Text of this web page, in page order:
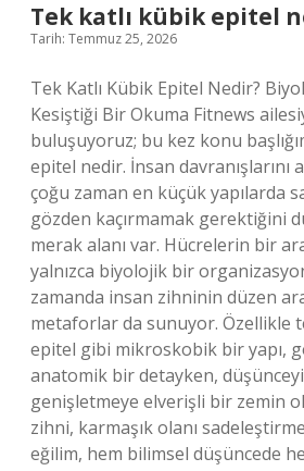
?
Tek katlı kübik epitel
Tarih: Temmuz 25, 2026
Tek Katlı Kübik Epitel Nedir?
Kesiştiği Bir Okuma Fitnews
buluşuyoruz; bu kez konu
epitel nedir. İnsan davranışlarını
çoğu zaman en küçük yapılarda
gözden kaçırmamak gerektiğini
merak alanı var. Hücrelerin bir
yalnızca biyolojik bir
zamanda insan zihninin düzen
metaforlar da sunuyor. Özellikle
epitel gibi mikroskobik bir yapı,
anatomik bir detayken,
genişletmeye elverişli bir zemin
zihni, karmaşık olanı
eğilim, hem bilimsel düşüncede